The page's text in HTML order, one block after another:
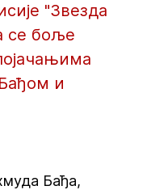
"Звезда
се боље
и
Бађа,